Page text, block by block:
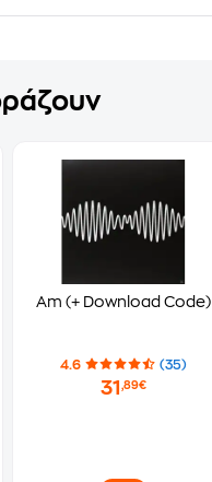
Am (+ Download Code)
4.6 (35)
31 ,89€